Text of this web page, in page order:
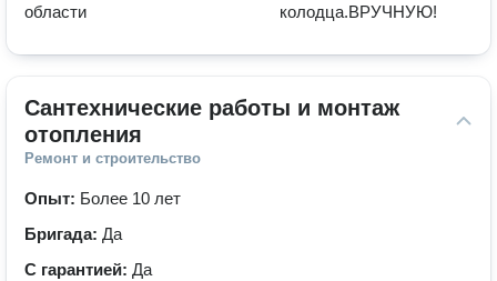
области
колодца.ВРУЧНУЮ!
Сантехнические работы и монтаж
отопления
Ремонт и строительство
Опыт: Более 10 лет
Бригада: Да
С гарантией: Да